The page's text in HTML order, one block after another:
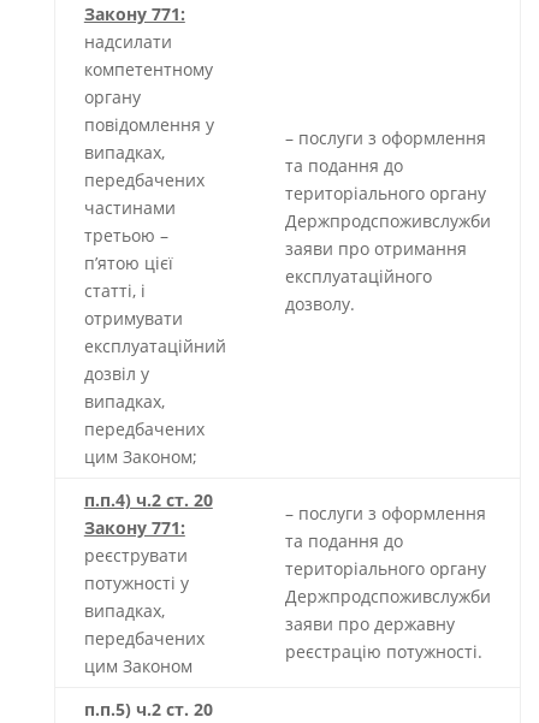
Закону 771:
надсилати
компетентному
органу
повідомлення у
випадках,
передбачених
частинами
третьою –
п’ятою цієї
статті, і
отримувати
експлуатаційний
дозвіл у
випадках,
передбачених
цим Законом;
– послуги з оформлення
та подання до
територіального органу
Держпродспоживслужби
заяви про отримання
експлуатаційного
дозволу.
п.п.4) ч.2 ст. 20
Закону 771:
реєструвати
потужності у
випадках,
передбачених
цим Законом
– послуги з оформлення
та подання до
територіального органу
Держпродспоживслужби
заяви про державну
реєстрацію потужності.
п.п.5) ч.2 ст. 20